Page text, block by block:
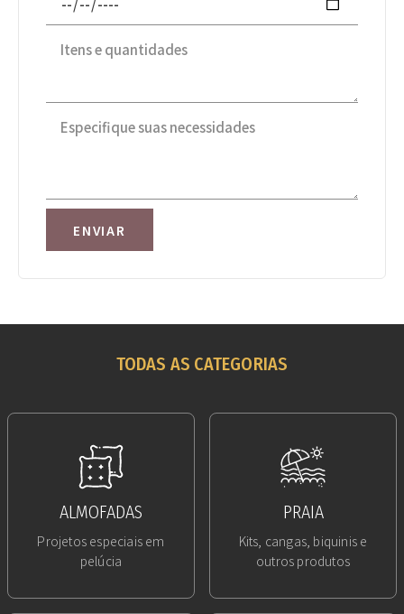
ENVIAR
TODAS AS CATEGORIAS
ALMOFADAS
Projetos especiais em
pelúcia
PRAIA
Kits, cangas, biquinis e
outros produtos